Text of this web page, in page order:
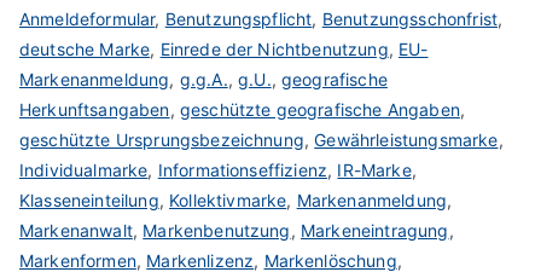
Anmeldeformular, Benutzungspflicht, Benutzungsschonfrist,
deutsche Marke, Einrede der Nichtbenutzung, EU-
Markenanmeldung, g.g.A.,g.U., geografische
Herkunftsangaben, geschützte geografische Angaben,
geschützte Ursprungsbezeichnung,Gewährleistungsmarke,
Individualmarke, Informationseffizienz, IR-Marke,
Klasseneinteilung, Kollektivmarke, Markenanmeldung,
Markenanwalt, Markenbenutzung, Markeneintragung,
Markenformen, Markenlizenz, Markenlöschung,